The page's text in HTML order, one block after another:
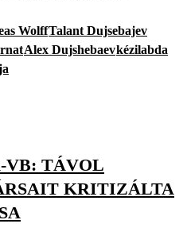
WolffTalant Dujsebajev
Alex Dujshebaevkézilabda
VB: TÁVOL
KRITIZÁLTA